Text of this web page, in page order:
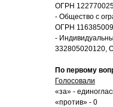
ОГРН
- Общество с
ОГРН
-
332805020120,
По первому
Голосовали
«за» -
«против» - 0